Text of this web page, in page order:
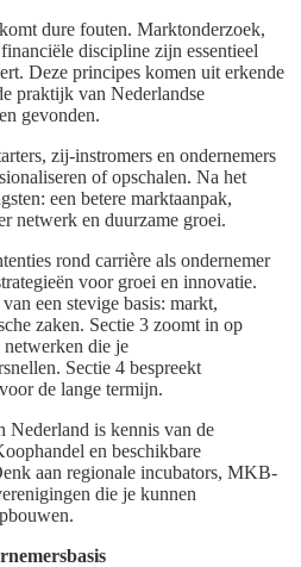
dure fouten. Marktonderzoek,
discipline zijn essentieel
Deze principes komen uit erkende
praktijk van Nederlandse
gevonden.
zij-instromers en ondernemers
of opschalen. Na het
een betere marktaanpak,
netwerk en duurzame groei.
rond carrière als ondernemer
voor groei en innovatie.
een stevige basis: markt,
zaken. Sectie 3 zoomt in op
die je
Sectie 4 bespreekt
de lange termijn.
Nederland is kennis van de
en beschikbare
aan regionale incubators, MKB-
die je kunnen